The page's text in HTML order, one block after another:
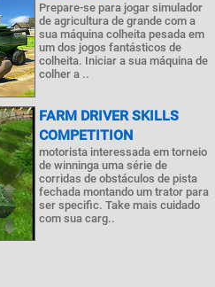
Prepare-se para jogar simulador
de agricultura de grande com a
sua máquina colheita pesada em
um dos jogos fantásticos de
colheita. Iniciar a sua máquina de
colher a ..
FARM DRIVER SKILLS
COMPETITION
motorista interessada em torneio
de winninga uma série de
corridas de obstáculos de pista
fechada montando um trator para
ser specific. Take mais cuidado
com sua carg..